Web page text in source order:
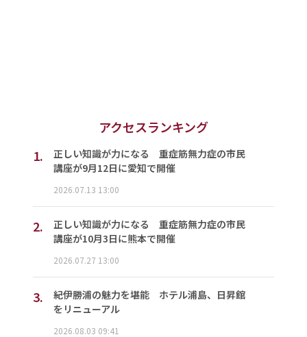
アクセスランキング
1.
正しい知識が力になる 重症筋無力症の市民
講座が9月12日に愛知で開催
2026.07.13 13:00
2.
正しい知識が力になる 重症筋無力症の市民
講座が10月3日に熊本で開催
2026.07.27 13:00
3.
紀伊勝浦の魅力を堪能 ホテル浦島、日昇館
をリニューアル
2026.08.03 09:41